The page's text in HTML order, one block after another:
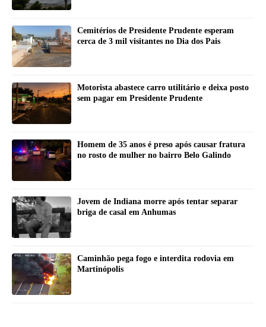
Cemitérios de Presidente Prudente esperam
cerca de 3 mil visitantes no Dia dos Pais
Motorista abastece carro utilitário e deixa posto
sem pagar em Presidente Prudente
Homem de 35 anos é preso após causar fratura
no rosto de mulher no bairro Belo Galindo
Jovem de Indiana morre após tentar separar
briga de casal em Anhumas
Caminhão pega fogo e interdita rodovia em
Martinópolis